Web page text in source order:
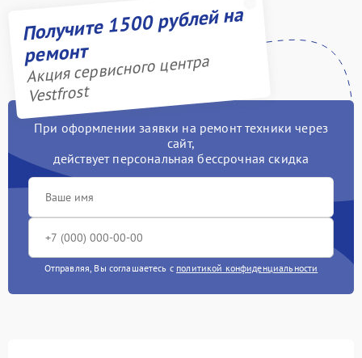
Получите 1500 рублей на
ремонт
Акция сервисного центра
Vestfrost
При оформлении заявки на ремонт техники через
сайт,
действует персональная бессрочная скидка
Отправляя, Вы соглашаетесь с политикой конфиденциальности